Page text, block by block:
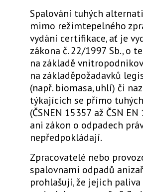
Spalování tuhých
mimo režimtepelného
vydání certifikace, ať je
zákona č. 22/1997 Sb., o
na základě
na základěpožadavků
(např. biomasa, uhlí) či
týkajících se přímo
(ČSNEN 15357 až ČSN
ani zákon o odpadech
nepředpokládají.
Zpracovatelé nebo
spalovnami odpadů
prohlašují, že jejich